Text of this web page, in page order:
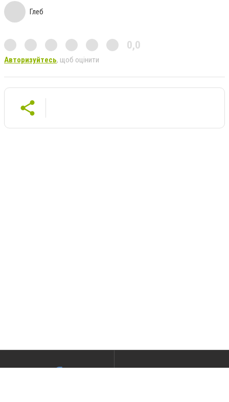
Глеб
0,0
Авторизуйтесь, щоб оцінити